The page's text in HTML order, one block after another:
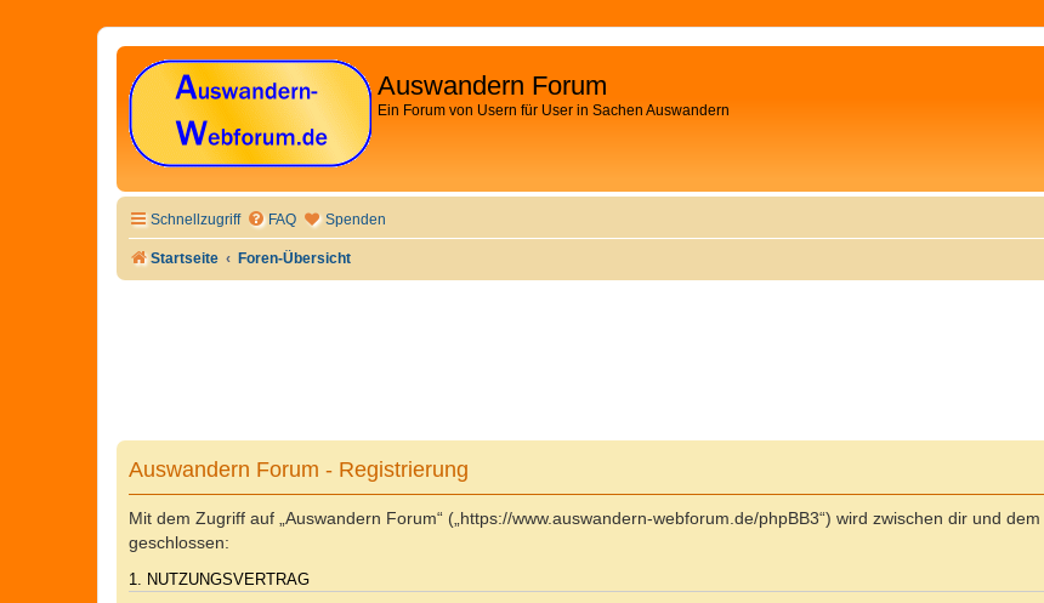
Auswandern Forum
Ein Forum von Usern für User in Sachen Auswandern
Schnellzugriff FAQ Spenden
Startseite Foren-Übersicht
Auswandern Forum - Registrierung
Mit dem Zugriff auf „Auswandern Forum“ („https://www.auswandern-webforum.de/phpBB3“) wird zwischen dir und
geschlossen:
1. NUTZUNGSVERTRAG